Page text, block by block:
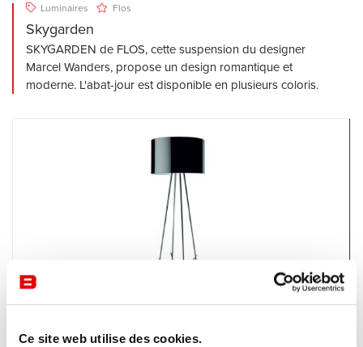
Ce site web utilise des cookies.
Luminaires Flos
Skygarden
SKYGARDEN de FLOS, cette suspension du designer
Marcel Wanders, propose un design romantique et
moderne. L'abat-jour est disponible en plusieurs coloris.